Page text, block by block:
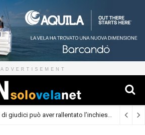
ADVERTISEMENT
Bayesian, la carenza di giudici può aver rallentato l’inchiesta (Cronaca)